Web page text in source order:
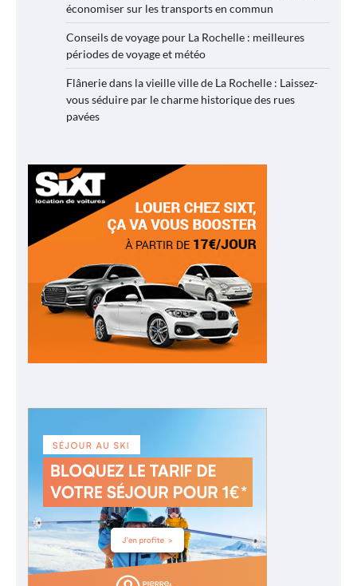
économiser sur les transports en commun
Conseils de voyage pour La Rochelle : meilleures
périodes de voyage et météo
Flânerie dans la vieille ville de La Rochelle : Laissez-
vous séduire par le charme historique des rues
pavées